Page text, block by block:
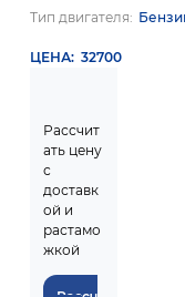
Тип двигателя
ЦЕНА 32700
Рассчит
ать цену
с
доставк
ой и
растамо
жкой